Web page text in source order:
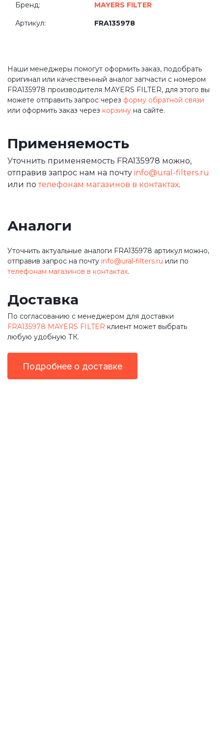
Бренд: MAYERS FILTER
Артикул: FRA135978
Наши менеджеры помогут оформить заказ, подобрать
оригинал или качественный аналог запчасти с номером
FRA135978 производителя MAYERS FILTER, для этого вы
можете отправить запрос через форму обратной связи
или оформить заказ через корзину на сайте.
Применяемость
Уточнить применяемость FRA135978 можно,
отправив запрос нам на почту info@ural-filters.ru
или потелефонам магазинов в контактах.
Аналоги
Уточнить актуальные аналоги FRA135978 артикул можно,
отправив запрос на почту info@ural-filters.ru или по
телефонам магазинов в контактах.
Доставка
По согласованию с менеджером для доставки
FRA135978 MAYERS FILTER клиент может выбрать
любую удобную ТК.
Подробнее о доставке